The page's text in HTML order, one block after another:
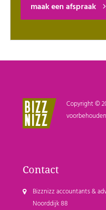
maak een afspraak
Copyright ©
voorbehouden
Contact
Bizznizz accountants &
Noorddijk 88